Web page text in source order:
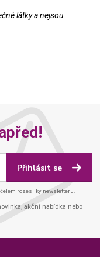
látky a nejsou
Přihlásit se
rozesílky newsletteru.
akční nabídka nebo